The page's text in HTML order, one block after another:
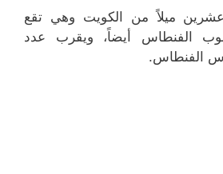
ميلاً من الكويت وهي تقع
الفنطاس أيضاً، ويقرب عدد
الفنطاس.